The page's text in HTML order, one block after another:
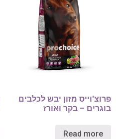
פרוצ'וייס מזון יבש לכלבים
בוגרים – בקר ואורז
Read more